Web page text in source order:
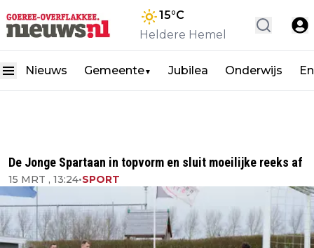
15°C
Heldere Hemel
Nieuws Gemeente▼ Jubilea Onderwijs
De Jonge Spartaan in topvorm en sluit moeilijke reeks af
15 MRT , 13:24•SPORT